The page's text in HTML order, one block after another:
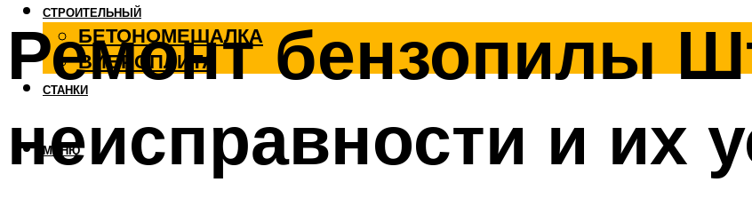
СТРОИТЕЛЬНЫЙ
БЕТОНОМЕШАЛКА
ВИБРОПЛИТА
СТАНКИ
МЕНЮ
Ремонт бензопилы
неисправности и их